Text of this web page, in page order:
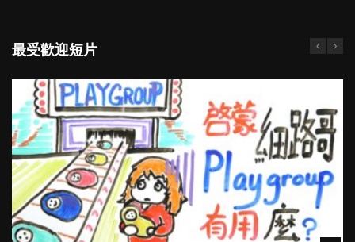
最受歡迎短片